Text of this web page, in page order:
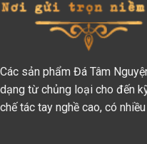
Các sản phẩm Đá Tâm
dạng từ chủng loại cho đến
chế tác tay nghề cao, có